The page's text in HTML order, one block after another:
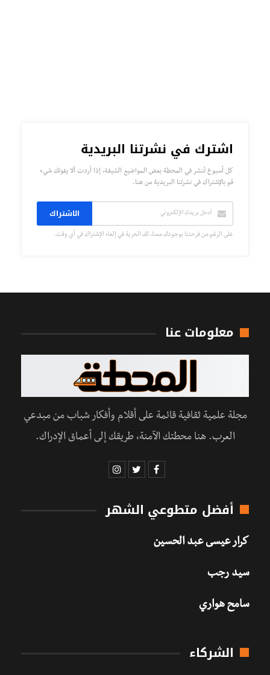
اشترك في نشرتنا البريدية
كل أسبوع تُنشر في المحطة بعض المواضيع الشيقة، إذا أردت ألا يفوتك شيء
قم بالإشتراك في نشرتنا البريدية من هنا.
الاشتراك
على الرغم من فرحتنا بوجودك معنا، لك الحرية في إلغاء الإشتراك في أي وقت.
معلومات عنا
مجلة علمية ثقافية قائمة على أقلام وأفكار شباب من مبدعي
العرب. هنا محطتك الآمنة، طريقك إلى أعماق الإدراك.
أفضل متطوعي الشهر
كرار عيسى عبد الحسين
سيد رجب
سامح هواري
الشركاء